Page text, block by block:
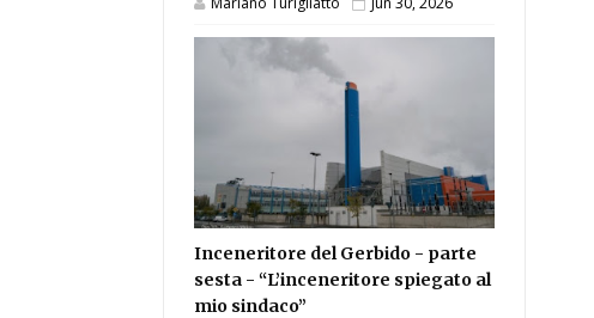
Inceneritore del Gerbido - parte
sesta - “L’inceneritore spiegato al
mio sindaco”